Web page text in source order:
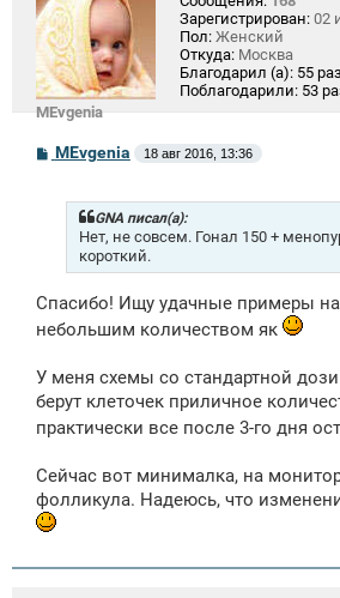
MEvgenia
Зарегистрирован: 02
Пол: Женский
Откуда: Москва
Благодарил (а): 55 раз
Поблагодарили: 53
С
о
MEvgenia 18 авг 2016, 13:36
GNA писал(а):
Нет, не совсем. Гонал 150 +
короткий.
Спасибо! Ищу удачные примеры
небольшим количеством як
У меня схемы со стандартной
берут клеточек приличное
практически все после 3-го дня
Сейчас вот минималка, на
фолликула. Надеюсь, что